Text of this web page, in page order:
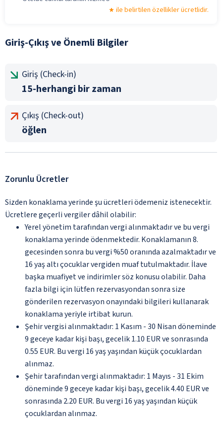
ile belirtilen özellikler ücretlidir.
Giriş-Çıkış ve Önemli Bilgiler
Giriş (Check-in)
15-herhangi bir zaman
Çıkış (Check-out)
öğlen
Zorunlu Ücretler
Sizden konaklama yerinde şu ücretleri ödemeniz istenecektir.
Ücretlere geçerli vergiler dâhil olabilir:
Yerel yönetim tarafından vergi alınmaktadır ve bu vergi
konaklama yerinde ödenmektedir. Konaklamanın 8.
gecesinden sonra bu vergi %50 oranında azalmaktadır ve
16 yaş altı çocuklar vergiden muaf tutulmaktadır. İlave
başka muafiyet ve indirimler söz konusu olabilir. Daha
fazla bilgi için lütfen rezervasyondan sonra size
gönderilen rezervasyon onayındaki bilgileri kullanarak
konaklama yeriyle irtibat kurun.
Şehir vergisi alınmaktadır: 1 Kasım - 30 Nisan döneminde
9 geceye kadar kişi başı, gecelik 1.10 EUR ve sonrasında
0.55 EUR. Bu vergi 16 yaş yaşından küçük çocuklardan
alınmaz.
Şehir tarafından vergi alınmaktadır: 1 Mayıs - 31 Ekim
döneminde 9 geceye kadar kişi başı, gecelik 4.40 EUR ve
sonrasında 2.20 EUR. Bu vergi 16 yaş yaşından küçük
çocuklardan alınmaz.